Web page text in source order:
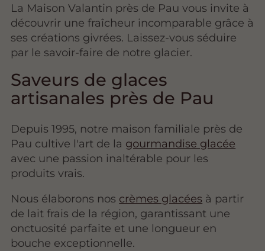
La Maison Valantin près de Pau vous invite à
découvrir une fraîcheur incomparable grâce à
ses créations givrées. Laissez-vous séduire
par le savoir-faire de notre glacier.
Saveurs de glaces
artisanales près de Pau
Depuis 1995, notre maison familiale près de
Pau cultive l'art de la gourmandise glacée
avec une passion inaltérable pour les
produits vrais.
Nous élaborons nos crèmes glacées à partir
de lait frais de la région, garantissant une
onctuosité parfaite et une longueur en
bouche exceptionnelle.